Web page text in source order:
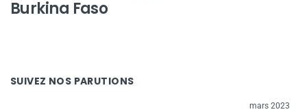
Burkina Faso
SUIVEZ NOS PARUTIONS
mars 2023